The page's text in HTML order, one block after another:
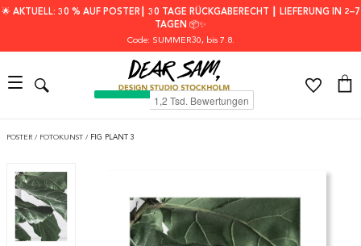
🌟 AKTUELL: 30 % AUF POSTER┃ 30 TAGE RÜCKGABERECHT ┃ LIEFERUNG IN 2–7
TAGEN 📦✨
Code: SUMMER30, bis 7.8.
POSTER / FOTOKUNST / FIG PLANT 3